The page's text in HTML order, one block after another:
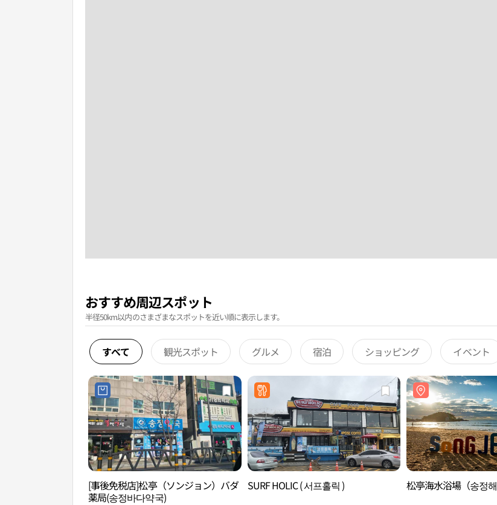
おすすめ周辺スポット
半径50km以内のさまざまなスポットを近い順に表示します。
すべて 観光スポット グルメ 宿泊 ショッピング イベント
[事後免税店]松亭（ソンジョン）バダ
薬局(송정바다약국)
SURF HOLIC ( 서프홀릭 ) 松亭海水浴場（송정해